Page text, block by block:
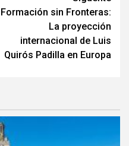
Formación sin Fronteras:
La proyección
internacional de Luis
Quirós Padilla en Europa